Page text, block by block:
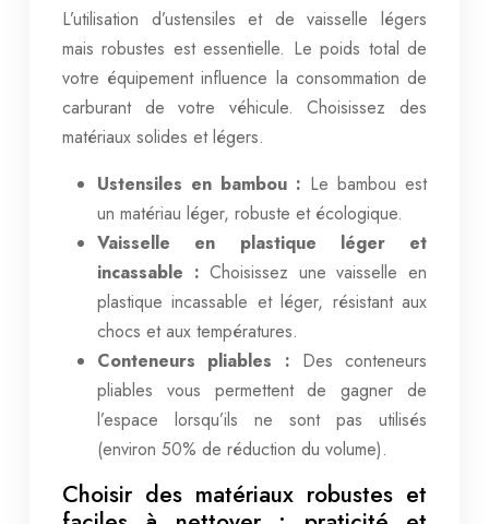
L’utilisation d’ustensiles et de vaisselle légers
mais robustes est essentielle. Le poids total de
votre équipement influence la consommation de
carburant de votre véhicule. Choisissez des
matériaux solides et légers.
Ustensiles en bambou : Le bambou est
un matériau léger, robuste et écologique.
Vaisselle en plastique léger et
incassable :Choisissez une vaisselle en
plastique incassable et léger, résistant aux
chocs et aux températures.
Conteneurs pliables : Des conteneurs
pliables vous permettent de gagner de
l’espace lorsqu’ils ne sont pas utilisés
(environ 50% de réduction du volume).
Choisir des matériaux robustes et